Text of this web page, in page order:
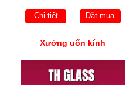
Chi tiết Đặt mua
Xưởng uốn kính